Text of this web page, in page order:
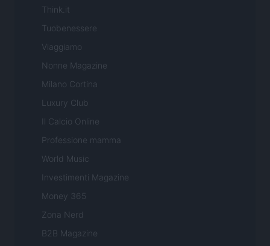
Think.it
Tuobenessere
Viaggiamo
Nonne Magazine
Milano Cortina
Luxury Club
Il Calcio Online
Professione mamma
World Music
Investimenti Magazine
Money 365
Zona Nerd
B2B Magazine